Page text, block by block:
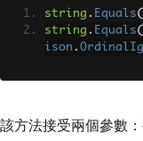
string . Equals(
string . Equals(
ison .
該方法接受兩個參數